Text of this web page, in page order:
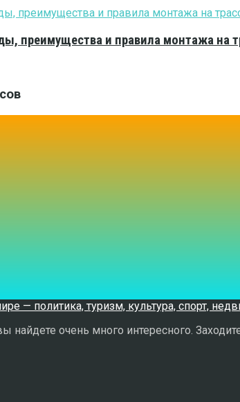
преимущества и правила монтажа на
найдете очень много интересного.